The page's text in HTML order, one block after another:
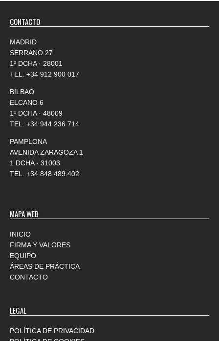
CONTACTO
MADRID
SERRANO 27
1º DCHA · 28001
TEL. +34 912 900 017
BILBAO
ELCANO 6
1º DCHA · 48009
TEL. +34 944 236 714
PAMPLONA
AVENIDA ZARAGOZA 1
1 DCHA · 31003
TEL. +34 848 489 402
MAPA WEB
INICIO
FIRMA Y VALORES
EQUIPO
ÁREAS DE PRÁCTICA
CONTACTO
LEGAL
POLÍTICA DE PRIVACIDAD